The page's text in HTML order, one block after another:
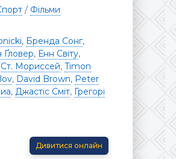
/ Фільми
, Бренда Сонг,
Ґловер, Енн Світу,
Мориссей, Timon
, David Brown, Peter
, Джастіс Сміт, Грегорі
Дивитися онлайн